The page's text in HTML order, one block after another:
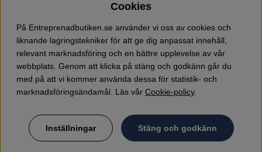
utomhusprodukter som skogsmaskiner och
trädgårdsmaskiner. I sortimentet finns bl.a. robotgräsklippare,
motorsågar, röjsågar, trimmers, riders, åkgräsklippare,
trädgårdstraktorer, gräsklippare, häcksaxar, lövblåsar,
jordfräsar, snöslungor, skyddskläder och arbetskläder.
Entreprenadbutiken har snabba leveranser av Husqvarna
produkter.
Cookies
På Entreprenadbutiken.se använder vi oss av cookies och
liknande lagringstekniker för att ge dig anpassat innehåll,
relevant marknadsföring och en bättre upplevelse av vår
webbplats. Genom att klicka på stäng och godkänn går du
med på att vi kommer använda dessa för statistik- och
marknadsföringsändamål. Läs vår Cookie-policy.
Inställningar Stäng och godkänn